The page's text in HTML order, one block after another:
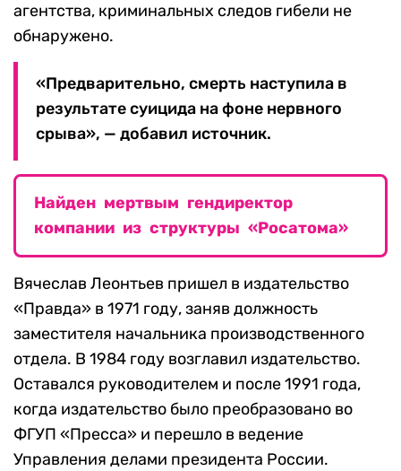
агентства, криминальных следов гибели не
обнаружено.
«Предварительно, смерть наступила в
результате суицида на фоне нервного
срыва», — добавил источник.
Найден мертвым гендиректор
компании из структуры «Росатома»
Вячеслав Леонтьев пришел в издательство
«Правда» в 1971 году, заняв должность
заместителя начальника производственного
отдела. В 1984 году возглавил издательство.
Оставался руководителем и после 1991 года,
когда издательство было преобразовано во
ФГУП «Пресса» и перешло в ведение
Управления делами президента России.